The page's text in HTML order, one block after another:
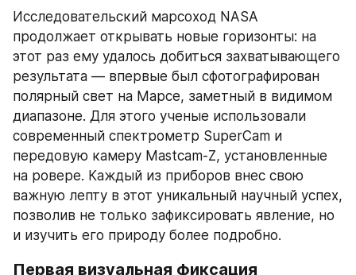
Исследовательский марсоход NASA
продолжает открывать новые горизонты: на
этот раз ему удалось добиться захватывающего
результата — впервые был сфотографирован
полярный свет на Марсе, заметный в видимом
диапазоне. Для этого ученые использовали
современный спектрометр SuperCam и
передовую камеру Mastcam-Z, установленные
на ровере. Каждый из приборов внес свою
важную лепту в этот уникальный научный успех,
позволив не только зафиксировать явление, но
и изучить его природу более подробно.
Первая визуальная фиксация